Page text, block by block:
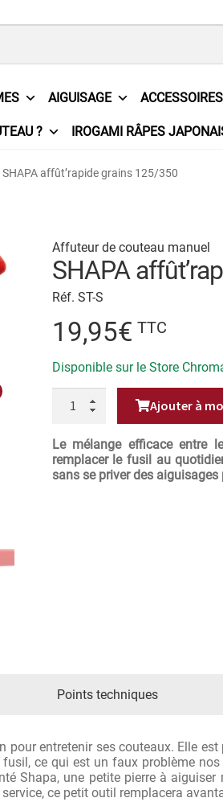
AIGUISAGE ACCESSOIRES
? IROGAMI RÂPES
Vente Contact Demande de devis
Revue de presse Téléchargements
SHAPA affût’rapide grains 125/350
Affuteur de couteau manuel
SHAPA
Réf. ST-S
19,95€ TTC
Disponible sur le Store
GRAINS
125/350
Ajouter à
Le mélange efficace entre
remplacer le fusil au
sans se priver des
Points techniques
pour entretenir ses couteaux. Elle
ce qui est un faux problème
Shapa, une petite pierre à
ce petit outil remplacera